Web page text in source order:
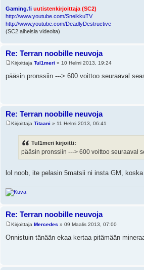
Gaming.fi uutistenkirjoittaja (SC2)
http://www.youtube.com/SneikkuTV
http://www.youtube.com/DeadlyDestructive
(SC2 aiheisia videoita)
Re: Terran noobille neuvoja
Kirjoittaja Tul1meri » 10 Helmi 2013, 19:24
pääsin pronssiin ---> 600 voittoo seuraaval
Re: Terran noobille neuvoja
Kirjoittaja Titaani » 11 Helmi 2013, 06:41
Tul1meri kirjoitti:
pääsin pronssiin ---> 600 voittoo seuraaval
lol noob, ite pelasin 5matsii ni insta GM, koska
Re: Terran noobille neuvoja
Kirjoittaja Mercedes » 09 Maalis 2013, 07:00
Onnistuin tänään ekaa kertaa pitämään